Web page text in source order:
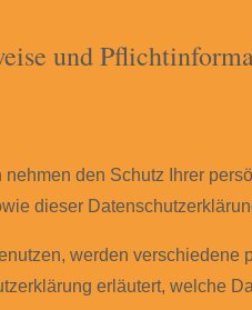
und
den Schutz Ihrer
dieser
werden
erläutert, welche